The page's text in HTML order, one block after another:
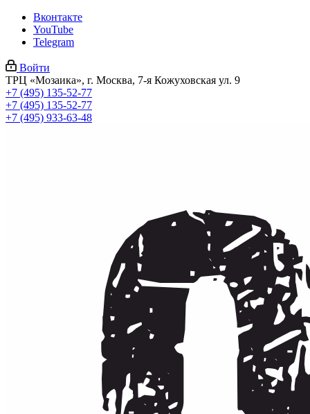
Вконтакте
YouTube
Telegram
Войти
ТРЦ «Мозаика», г. Москва, 7-я Кожуховская ул. 9
+7 (495) 135-52-77
+7 (495) 135-52-77
+7 (495) 933-63-48